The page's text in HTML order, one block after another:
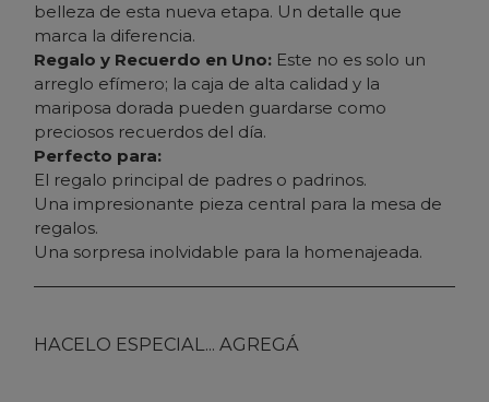
belleza de esta nueva etapa. Un detalle que
marca la diferencia.
Regalo y Recuerdo en Uno: Este no es solo un
arreglo efímero; la caja de alta calidad y la
mariposa dorada pueden guardarse como
preciosos recuerdos del día.
Perfecto para:
El regalo principal de padres o padrinos.
Una impresionante pieza central para la mesa de
regalos.
Una sorpresa inolvidable para la homenajeada.
HACELO ESPECIAL... AGREGÁ